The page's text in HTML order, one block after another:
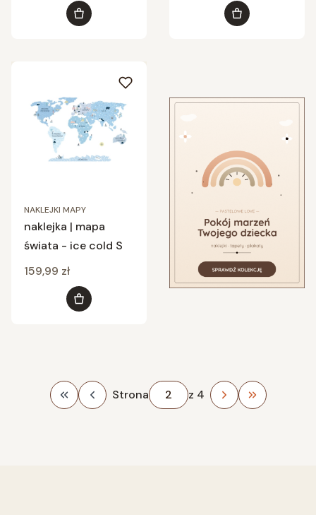
Do koszyka Do koszyka
NAKLEJKI MAPY
naklejka | mapa
świata - ice cold S
Cena
159,99 zł
Do koszyka
Wróć do pierwszej strony z produktami
Strona z 4 Przejdź do